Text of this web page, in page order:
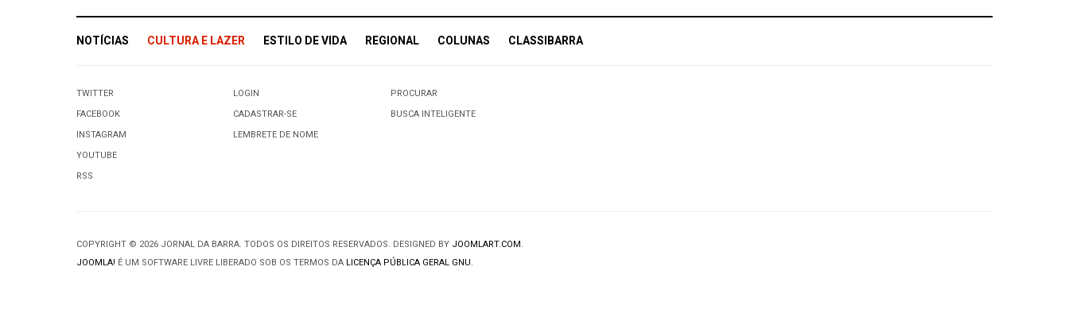
NOTÍCIAS CULTURA E LAZER ESTILO DE VIDA REGIONAL COLUNAS CLASSIBARRA
TWITTER
FACEBOOK
INSTAGRAM
YOUTUBE
RSS
LOGIN
CADASTRAR-SE
LEMBRETE DE NOME
PROCURAR
BUSCA INTELIGENTE
COPYRIGHT © 2026 JORNAL DA BARRA. TODOS OS DIREITOS RESERVADOS. DESIGNED BY JOOMLART.COM.
JOOMLA! É UM SOFTWARE LIVRE LIBERADO SOB OS TERMOS DA LICENÇA PÚBLICA GERAL GNU.